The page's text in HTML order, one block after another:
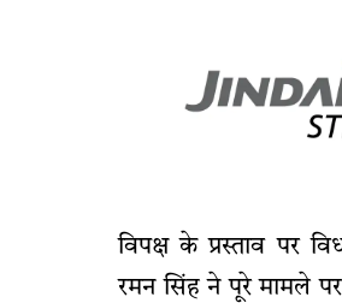
विपक्ष के प्रस्ताव पर
रमन सिंह ने पूरे मामले पर